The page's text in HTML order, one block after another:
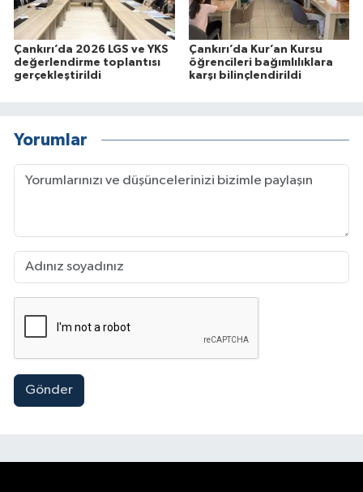
Çankırı’da 2026 LGS ve YKS
değerlendirme toplantısı
gerçekleştirildi
Çankırı’da Kur’an Kursu
öğrencileri bağımlılıklara
karşı bilinçlendirildi
Yorumlar
Gönder